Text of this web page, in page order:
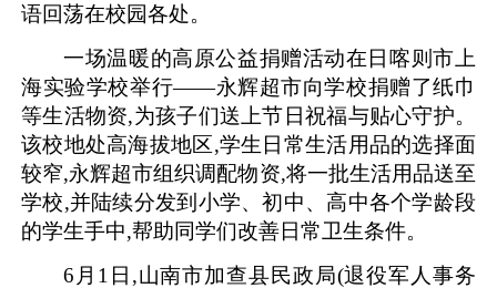
语回荡在校园各处。
一场温暖的高原公益捐赠活动在日喀则市上
海实验学校举行——永辉超市向学校捐赠了纸巾
等生活物资,为孩子们送上节日祝福与贴心守护。
该校地处高海拔地区,学生日常生活用品的选择面
较窄,永辉超市组织调配物资,将一批生活用品送至
学校,并陆续分发到小学、初中、高中各个学龄段
的学生手中,帮助同学们改善日常卫生条件。
6月1日,山南市加查县民政局(退役军人事务